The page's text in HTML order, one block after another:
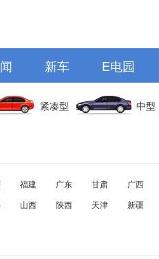
新车 E电园
紧凑型 中型
福建 广东 甘肃 广西
山西 陕西 天津 新疆